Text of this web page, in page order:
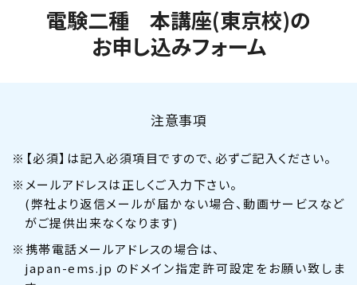
電験二種 本講座(東京校)の
お申し込みフォーム
注意事項
※【必須】は記入必須項目ですので、必ずご記入ください。
※メールアドレスは正しくご入力下さい。
(弊社より返信メールが届かない場合、動画サービスなど
がご提供出来なくなります)
※携帯電話メールアドレスの場合は、
japan-ems.jp のドメイン指定許可設定をお願い致しま